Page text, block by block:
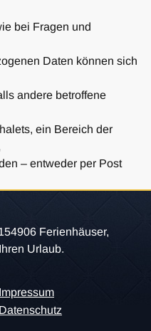
bei Fragen und
Daten können sich
andere betroffene
ein Bereich der
– entweder per Post
Ferienhäuser,
Urlaub.
Impressum
Datenschutz
Medien